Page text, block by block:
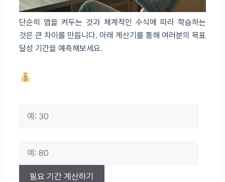
단순히 앱을 켜두는 것과 체계적인 수식에 따라 학습하는
것은 큰 차이를 만듭니다. 아래 계산기를 통해 여러분의 목표
달성 기간을 예측해보세요.
필요 기간 계산하기